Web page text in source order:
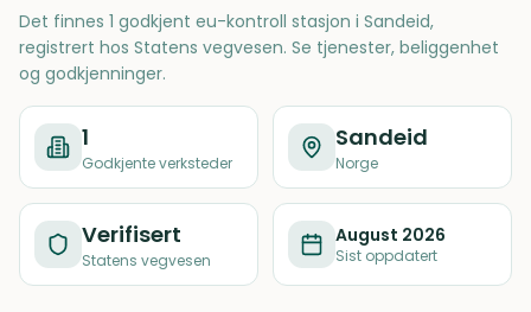
Det finnes 1 godkjent eu-kontroll stasjon i Sandeid,
registrert hos Statens vegvesen. Se tjenester, beliggenhet
og godkjenninger.
1
Godkjente verksteder
Sandeid
Norge
Verifisert
Statens vegvesen
August 2026
Sist oppdatert